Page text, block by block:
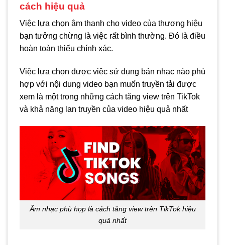
cách hiệu quả
Việc lựa chọn âm thanh cho video của thương hiệu
bạn tưởng chừng là việc rất bình thường. Đó là điều
hoàn toàn thiếu chính xác.
Việc lựa chọn được việc sử dụng bản nhạc nào phù
hợp với nội dung video bạn muốn truyền tải được
xem là một trong những cách tăng view trên TikTok
và khả năng lan truyền của video hiệu quả nhất
Âm nhạc phù hợp là cách tăng view trên TikTok hiệu
quả nhất